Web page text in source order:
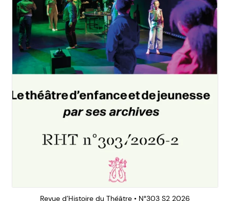
Revue d’Histoire du Théâtre • N°303 S2 2026